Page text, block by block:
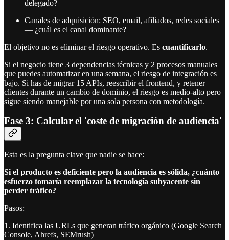
delegado?
Canales de adquisición: SEO, email, afiliados, redes sociales
— ¿cuál es el canal dominante?
El objetivo no es eliminar el riesgo operativo. Es cuantificarlo.
Si el negocio tiene 3 dependencias técnicas y 2 procesos manuales
que puedes automatizar en una semana, el riesgo de integración es
bajo. Si has de migrar 15 APIs, reescribir el frontend, y retener
clientes durante un cambio de dominio, el riesgo es medio-alto pero
sigue siendo manejable por una sola persona con metodología.
Fase 3: Calcular el 'coste de migración de audiencia'
Esta es la pregunta clave que nadie se hace:
Si el producto es deficiente pero la audiencia es sólida, ¿cuánto
esfuerzo tomaría reemplazar la tecnología subyacente sin
perder tráfico?
Pasos:
1. Identifica las URLs que generan tráfico orgánico (Google Search
Console, Ahrefs, SEMrush)